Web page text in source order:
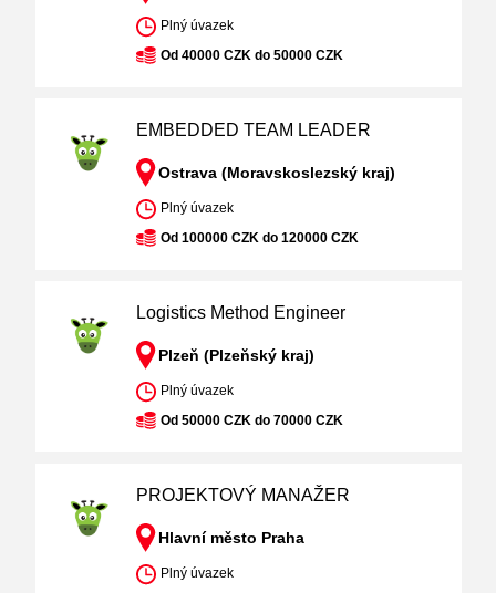
Plný úvazek
Od 40000 CZK do 50000 CZK
EMBEDDED TEAM LEADER
Ostrava (Moravskoslezský kraj)
Plný úvazek
Od 100000 CZK do 120000 CZK
Logistics Method Engineer
Plzeň (Plzeňský kraj)
Plný úvazek
Od 50000 CZK do 70000 CZK
PROJEKTOVÝ MANAŽER
Hlavní město Praha
Plný úvazek